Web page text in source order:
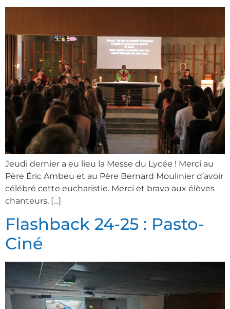
Jeudi dernier a eu lieu la Messe du Lycée ! Merci au
Père Éric Ambeu et au Père Bernard Moulinier d’avoir
célébré cette eucharistie. Merci et bravo aux élèves
chanteurs, […]
Flashback 24-25 : Pasto-
Ciné